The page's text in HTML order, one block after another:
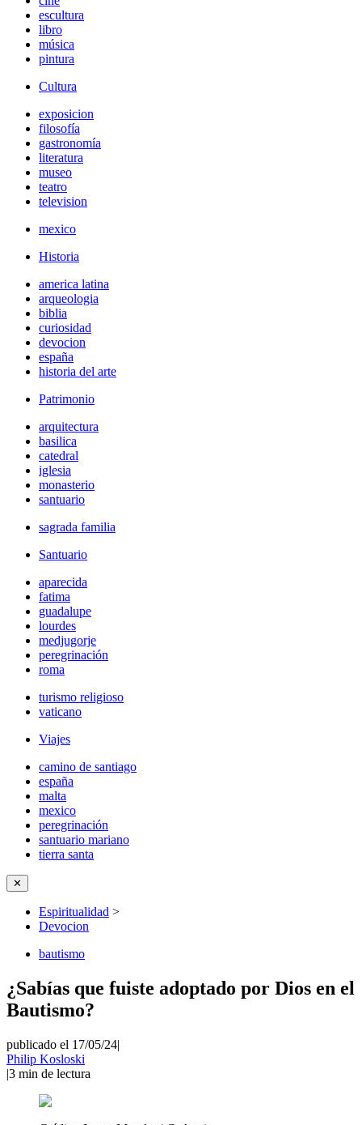
escultura
libro
música
pintura
Cultura
exposicion
filosofía
gastronomía
literatura
museo
teatro
television
mexico
Historia
america latina
arqueologia
biblia
curiosidad
devocion
españa
historia del arte
Patrimonio
arquitectura
basilica
catedral
iglesia
monasterio
santuario
sagrada familia
Santuario
aparecida
fatima
guadalupe
lourdes
medjugorje
peregrinación
roma
turismo religioso
vaticano
Viajes
camino de santiago
españa
malta
mexico
peregrinación
santuario mariano
tierra santa
✕
Espiritualidad >
Devocion
bautismo
¿Sabías que fuiste adoptado por Dios en el
Bautismo?
publicado el 17/05/24|
Philip Kosloski
|3 min de lectura